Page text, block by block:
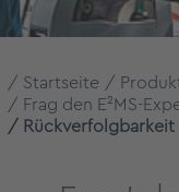
Startseite
Frag den E²MS-